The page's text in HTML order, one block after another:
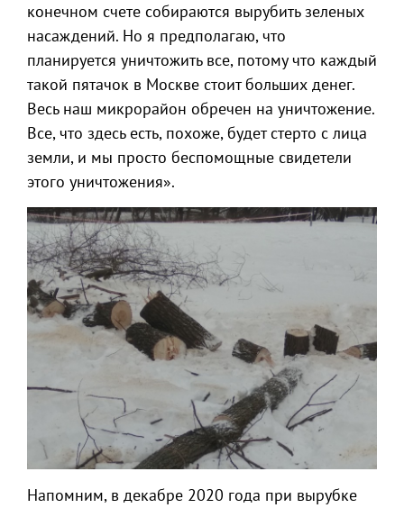
конечном счете собираются вырубить зеленых
насаждений. Но я предполагаю, что
планируется уничтожить все, потому что каждый
такой пятачок в Москве стоит больших денег.
Весь наш микрорайон обречен на уничтожение.
Все, что здесь есть, похоже, будет стерто с лица
земли, и мы просто беспомощные свидетели
этого уничтожения».
Напомним, в декабре 2020 года при вырубке